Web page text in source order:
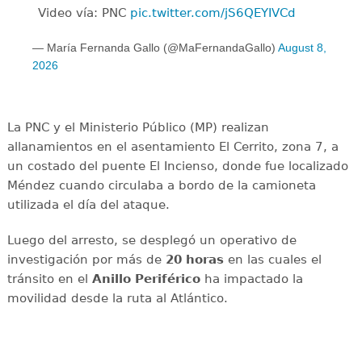
Video vía: PNC pic.twitter.com/jS6QEYIVCd
— María Fernanda Gallo (@MaFernandaGallo) August 8,
2026
La PNC y el Ministerio Público (MP) realizan
allanamientos en el asentamiento El Cerrito, zona 7, a
un costado del puente El Incienso, donde fue localizado
Méndez cuando circulaba a bordo de la camioneta
utilizada el día del ataque.
Luego del arresto, se desplegó un operativo de
investigación por más de 20 horasen las cuales el
tránsito en el Anillo Periféricoha impactado la
movilidad desde la ruta al Atlántico.